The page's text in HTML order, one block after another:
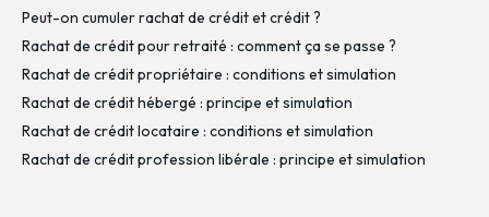
Peut-on cumuler rachat de crédit et crédit ?
Rachat de crédit pour retraité : comment ça se passe ?
Rachat de crédit propriétaire : conditions et simulation
Rachat de crédit hébergé : principe et simulation
Rachat de crédit locataire : conditions et simulation
Rachat de crédit profession libérale : principe et simulation